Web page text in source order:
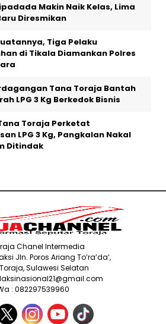
Makin Naik Kelas, Lima
Diresmikan
Tiga Pelaku
di Tikala Diamankan Polres
Tana Toraja Bantah
LPG 3 Kg Berkedok Bisnis
Toraja Perketat
LPG 3 Kg, Pangkalan Nakal
Ditindak
Chanel Intermedia
Jln. Poros Ariang To’ra’da’,
Sulawesi Selatan
: 082297539960